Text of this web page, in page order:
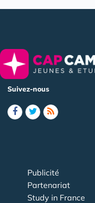
Suivez-nous
Publicité
Partenariat
Study in France